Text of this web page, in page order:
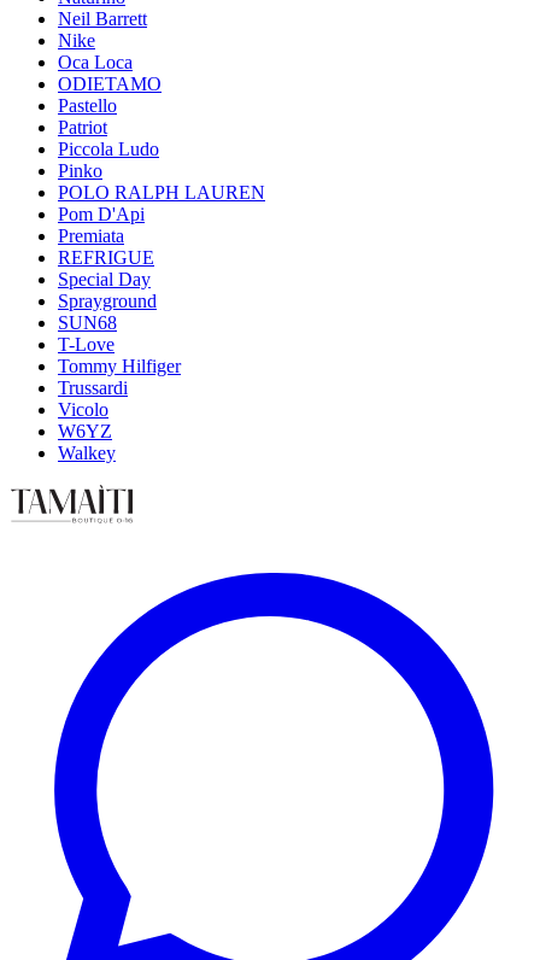
Neil Barrett
Nike
Oca Loca
ODIETAMO
Pastello
Patriot
Piccola Ludo
Pinko
POLO RALPH LAUREN
Pom D'Api
Premiata
REFRIGUE
Special Day
Sprayground
SUN68
T-Love
Tommy Hilfiger
Trussardi
Vicolo
W6YZ
Walkey